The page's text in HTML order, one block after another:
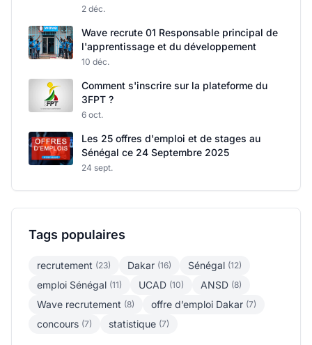
2 déc.
Wave recrute 01 Responsable principal de
l'apprentissage et du développement
10 déc.
Comment s'inscrire sur la plateforme du
3FPT ?
6 oct.
Les 25 offres d'emploi et de stages au
Sénégal ce 24 Septembre 2025
24 sept.
Tags populaires
recrutement (23) Dakar (16) Sénégal (12)
emploi Sénégal (11) UCAD (10) ANSD (8)
Wave recrutement (8) offre d’emploi Dakar (7)
concours (7) statistique (7)